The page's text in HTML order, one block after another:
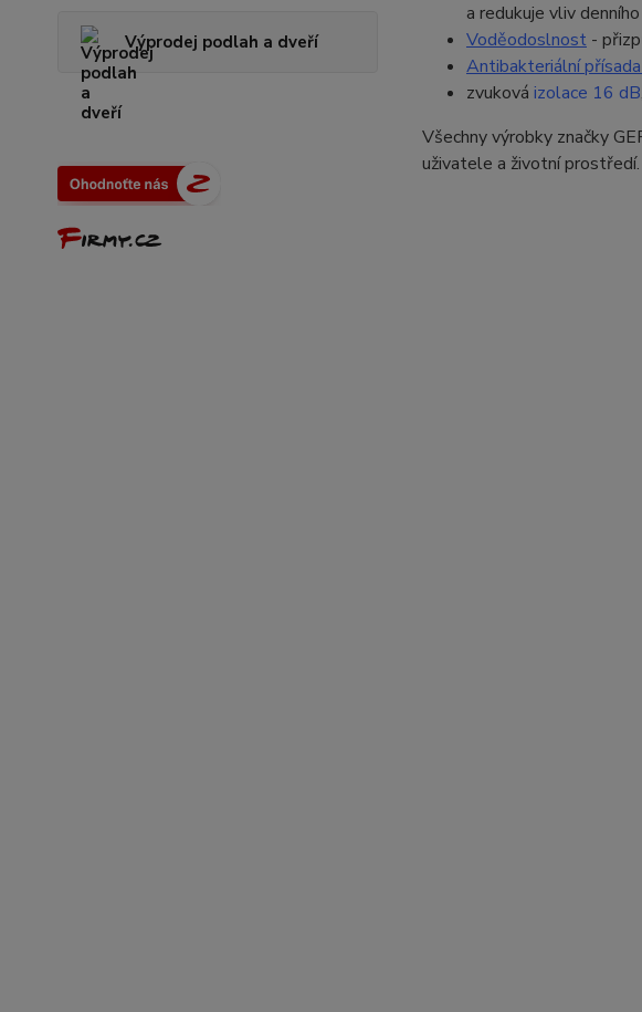
Výprodej podlah a dveří
a redukuje vliv
Voděodoslnost-
Antibakteriální
zvuková izolace 16 dB
Všechny výrobky značky
uživatele a životní prostředí.